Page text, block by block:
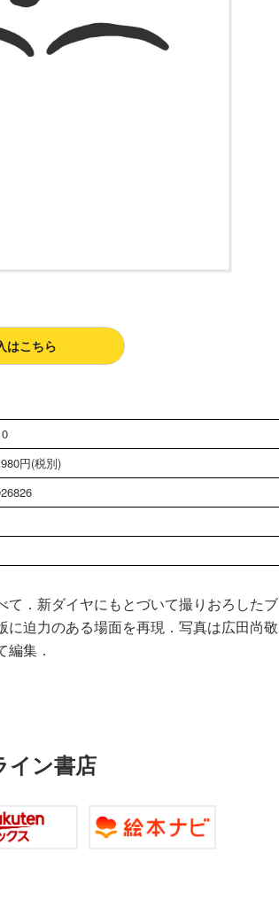
はこちら
円(税別)
て．新ダイヤにもとづいて撮りおろしたブ
迫力のある場面を再現．写真は広田尚敬
集．
イン書店